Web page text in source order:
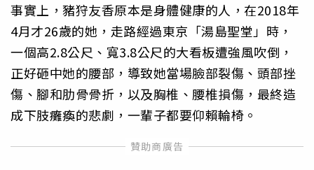
事實上，豬狩友香原本是身體健康的人，在2018年
4月才26歲的她，走路經過東京「湯島聖堂」時，
一個高2.8公尺、寬3.8公尺的大看板遭強風吹倒，
正好砸中她的腰部，導致她當場臉部裂傷、頭部挫
傷、腳和肋骨骨折，以及胸椎、腰椎損傷，最終造
成下肢癱瘓的悲劇，一輩子都要仰賴輪椅。